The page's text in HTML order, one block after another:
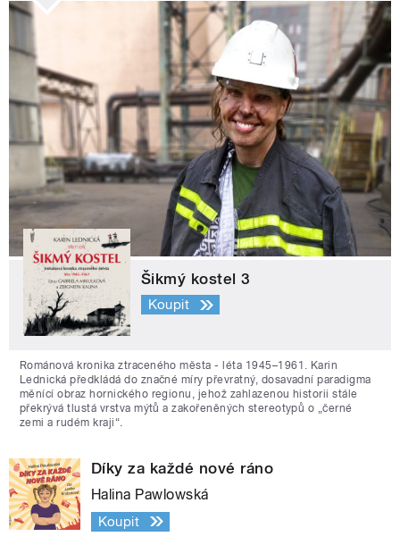
Šikmý kostel 3
Koupit
Románová kronika ztraceného města - léta 1945–1961. Karin
Lednická předkládá do značné míry převratný, dosavadní paradigma
měnící obraz hornického regionu, jehož zahlazenou historii stále
překrývá tlustá vrstva mýtů a zakořeněných stereotypů o „černé
zemi a rudém kraji“.
Díky za každé nové ráno
Halina Pawlowská
Koupit